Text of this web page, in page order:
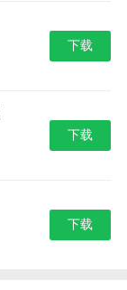
下载
下载
下载